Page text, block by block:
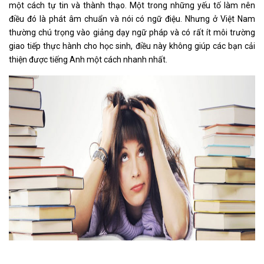
một cách tự tin và thành thạo. Một trong những yếu tố làm nên
điều đó là phát âm chuẩn và nói có ngữ điệu. Nhưng ở Việt Nam
thường chú trọng vào giảng dạy ngữ pháp và có rất ít môi trường
giao tiếp thực hành cho học sinh, điều này không giúp các bạn cải
thiện được tiếng Anh một cách nhanh nhất.